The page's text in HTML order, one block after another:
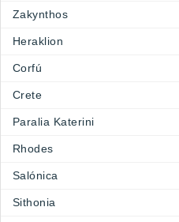
Zakynthos
Heraklion
Corfú
Crete
Paralia Katerini
Rhodes
Salónica
Sithonia